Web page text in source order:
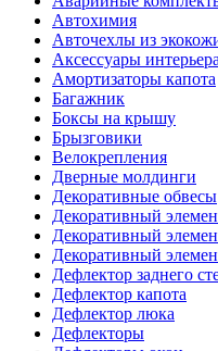
Автохимия
Авточехлы из
Аксессуары интерьера
Амортизаторы капота
Багажник
Боксы на крышу
Брызговики
Велокрепления
Дверные молдинги
Декоративные обвесы
Декоративный
Декоративный
Декоративный
Дефлектор заднего
Дефлектор капота
Дефлектор люка
Дефлекторы